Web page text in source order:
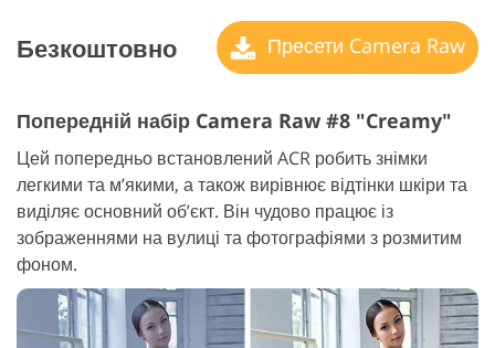
Безкоштовно Пресети Camera Raw
Попередній набір Camera Raw #8 "Creamy"
Цей попередньо встановлений ACR робить знімки
легкими та м’якими, а також вирівнює відтінки шкіри та
виділяє основний об’єкт. Він чудово працює із
зображеннями на вулиці та фотографіями з розмитим
фоном.